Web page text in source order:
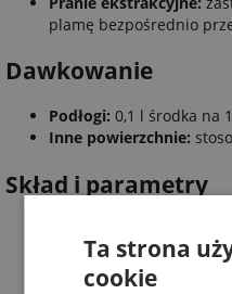
plamę bezpośrednio
Dawkowanie
Podłogi: 0,1 l środka na
Inne powierzchnie:
Skład i parametry
13,1 (wysoko
Pojemność:500 ml (z
Ta strona
cookie